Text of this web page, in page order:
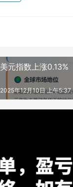
美元指数上涨0.13%
2025年12月10日 上午5:37